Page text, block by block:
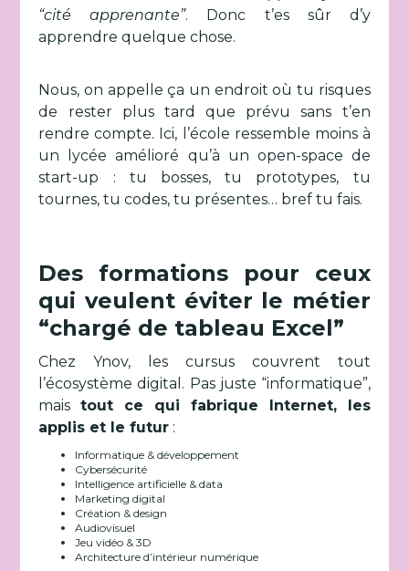
“cité apprenante”. Donc t’es sûr d’y
apprendre quelque chose.
Nous, on appelle ça un endroit où tu risques
de rester plus tard que prévu sans t’en
rendre compte. Ici, l’école ressemble moins à
un lycée amélioré qu’à un open-space de
start-up : tu bosses, tu prototypes, tu
tournes, tu codes, tu présentes… bref tu fais.
Des formations pour ceux
qui veulent éviter le métier
“chargé de tableau Excel”
Chez Ynov, les cursus couvrent tout
l’écosystème digital. Pas juste “informatique”,
maistout ce qui fabrique Internet, les
applis et le futur :
Informatique & développement
Cybersécurité
Intelligence artificielle & data
Marketing digital
Création & design
Audiovisuel
Jeu vidéo & 3D
Architecture d’intérieur numérique